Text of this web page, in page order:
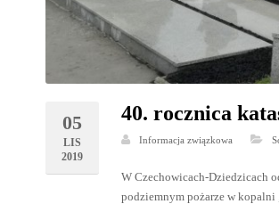
05
LIS
2019
40. rocznica
Informacja związkowa
W Czechowicach-Dziedzicach
podziemnym pożarze w